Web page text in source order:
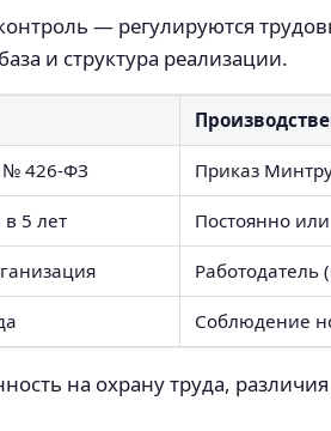
— регулируются
и структура реализации.
№ 426-ФЗ Приказ
5 лет Постоянно
Работодатель
Соблюдение
на охрану труда,